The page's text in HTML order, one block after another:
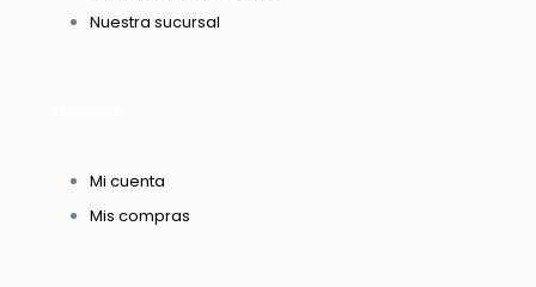
Nuestra sucursal
Mi cuenta
Mis compras